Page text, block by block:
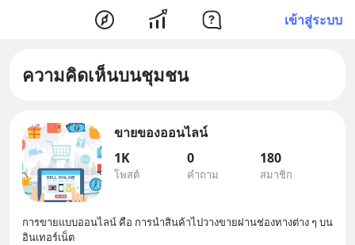
เข้าสู่ระบบ
ความคิดเห็นบนชุมชน
ขายของออนไลน์
1K
โพสต์
0
คำถาม
180
สมาชิก
การขายแบบออนไลน์ คือ การนำสินค้าไปวางขายผ่านช่องทางต่าง ๆ บน
อินเทอร์เน็ต